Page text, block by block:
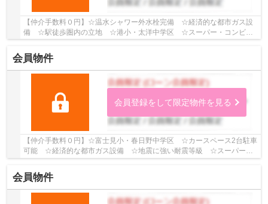
【仲介手数料０円】☆温水シャワー外水栓完備 ☆経済的な都市ガス設
備 ☆駅徒歩圏内の立地 ☆港小・太洋中学区 ☆スーパー・コンビニ
も近く毎日の買物も便利 ☆収納豊富♪ 【平塚市の新...
会員物件
会員登録をして限定物件を見る
【仲介手数料０円】☆富士見小・春日野中学区 ☆カースペース2台駐車
可能 ☆経済的な都市ガス設備 ☆地震に強い耐震等級 ☆スーパー近
く利便性良好 ☆各居室収納スペースあり ☆閑静な...
会員物件